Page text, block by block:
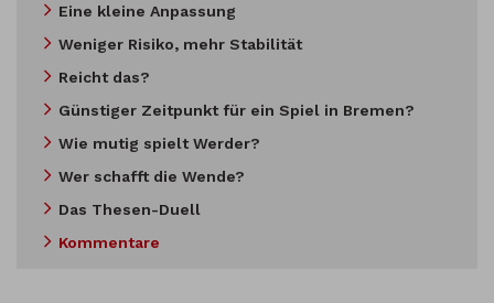
Eine kleine Anpassung
Weniger Risiko, mehr Stabilität
Reicht das?
Günstiger Zeitpunkt für ein Spiel in Bremen?
Wie mutig spielt Werder?
Wer schafft die Wende?
Das Thesen-Duell
Kommentare